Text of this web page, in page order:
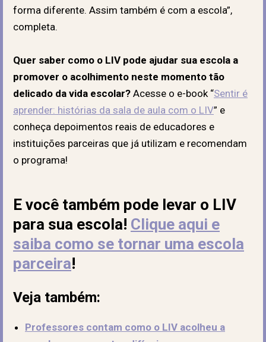
forma diferente. Assim também é com a escola”,
completa.
Quer saber como o LIV pode ajudar sua escola a
promover o acolhimento neste momento tão
delicado da vida escolar? Acesse o e-book “Sentir é
aprender: histórias da sala de aula com o LIV” e
conheça depoimentos reais de educadores e
instituições parceiras que já utilizam e recomendam
o programa!
E você também pode levar o LIV
para sua escola! Clique aqui e
saiba como se tornar uma escola
parceira!
Veja também:
Professores contam como o LIV acolheu a